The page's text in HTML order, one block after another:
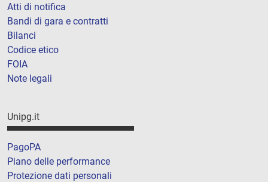
Atti di notifica
Bandi di gara e contratti
Bilanci
Codice etico
FOIA
Note legali
Unipg.it
PagoPA
Piano delle performance
Protezione dati personali